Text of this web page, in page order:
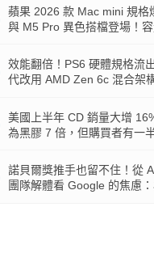
蘋果 2026 款 Mac mini 規格
與 M5 Pro 異色搭檔登場！
效能翻倍！PS6 硬體規格流
代改用 AMD Zen 6c 混合架
美國上半年 CD 銷量大增
為黑膠 7 倍，但購買者有一
諾貝爾獎推手也留不住！從
團隊解體看 Google 的焦慮